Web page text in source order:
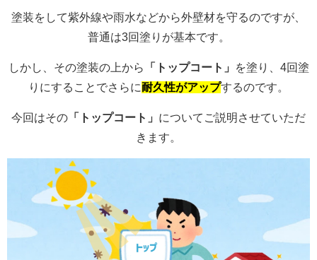
塗装をして紫外線や雨水などから外壁材を守るのですが、
普通は3回塗りが基本です。
しかし、その塗装の上から 「トップコート」
を塗り、4回塗
りにすることでさらに耐久性がアップするのです。
今回はその 「トップコート」 についてご説明させていただ
きます。